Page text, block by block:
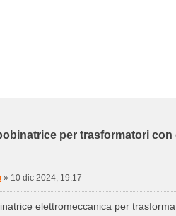
per trasformatori
» 10 dic 2024, 19:17
elettromeccanica per